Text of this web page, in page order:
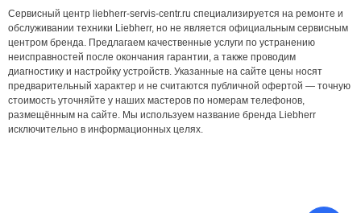
Сервисный центр liebherr-servis-centr.ru специализируется на ремонте и
обслуживании техники Liebherr, но не является официальным сервисным
центром бренда. Предлагаем качественные услуги по устранению
неисправностей после окончания гарантии, а также проводим
диагностику и настройку устройств. Указанные на сайте цены носят
предварительный характер и не считаются публичной офертой — точную
стоимость уточняйте у наших мастеров по номерам телефонов,
размещённым на сайте. Мы используем название бренда Liebherr
исключительно в информационных целях.